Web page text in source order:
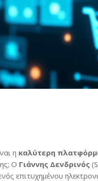
η καλύτερη
O Γιάννης Δενδρινός
επιτυχημένου